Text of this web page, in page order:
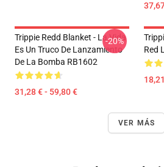
Trippie Redd Blanket - La Vida
Es Un Truco De Lanzamiento
De La Bomba RB1602
31,28 € - 59,80 €
-20%
Red
VER MÁS